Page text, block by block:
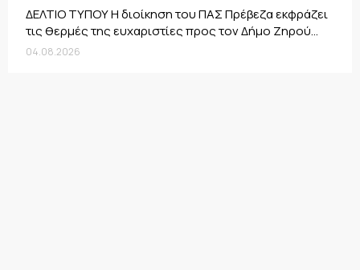
ΔΕΛΤΙΟ ΤΥΠΟΥ Η διοίκηση του ΠΑΣ Πρέβεζα εκφράζει
τις θερμές της ευχαριστίες προς τον Δήμο Ζηρού...
04.08.2026